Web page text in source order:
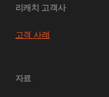
리캐치 고객사
고객 사례
자료